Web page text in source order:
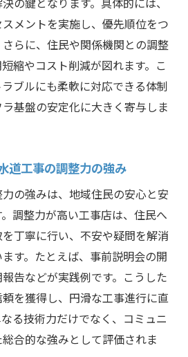
定工事店の見極めポイント
た工事店の探し方を紹介
重視したい調整力の違い
事店と水道課の連携体制
調整力強化のポイント
整力を水道課と共に高める方
事の質を左右する重要性
報共有で調整力を強化
工事を支える連携の工夫
に欠かせない行政との協力
と工事店の実践的な連携例
メントを実施し、優先順位をつ
らに、住民や関係機関との調整
縮やコスト削減が図れます。こ
ブルにも柔軟に対応できる体制
基盤の安定化に大きく寄与しま
道工事の調整力の強み
の強みは、地域住民の安心と安
調整力が高い工事店は、住民へ
丁寧に行い、不安や疑問を解消
す。たとえば、事前説明会の開
告などが実践例です。こうした
を獲得し、円滑な工事進行に直
る技術力だけでなく、コミュニ
合的な強みとして評価されま